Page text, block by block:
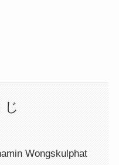
じ
Wongskulphat